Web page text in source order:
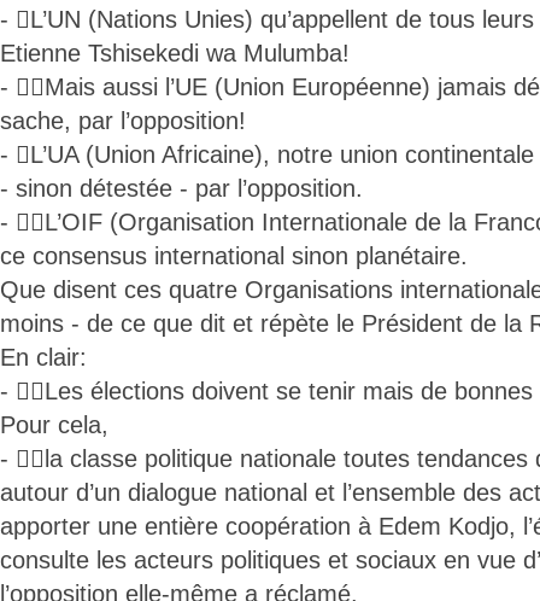
- L’UN (Nations Unies) qu’appellent de tous
Etienne Tshisekedi wa Mulumba!
- Mais aussi l’UE (Union Européenne) jamais
sache, par l’opposition!
- L’UA (Union Africaine), notre union
- sinon détestée - par l’opposition.
- L’OIF (Organisation Internationale de la
ce consensus international sinon planétaire.
Que disent ces quatre Organisations
moins - de ce que dit et répète le Président de la
En clair:
- Les élections doivent se tenir mais de bonnes
Pour cela,
- la classe politique nationale toutes tendances
autour d’un dialogue national et l’ensemble des
apporter une entière coopération à Edem Kodjo,
consulte les acteurs politiques et sociaux en vue
l’opposition elle-même a réclamé.